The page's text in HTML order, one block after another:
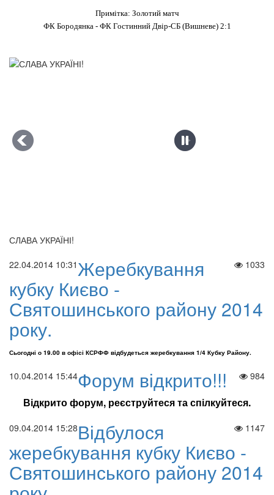
Примітка: Золотий матч
ФК Бородянка - ФК Гостинний Двір-СБ (Вишневе) 2:1
СЛАВА УКРАЇНІ!
ФК "Буча Фортуна" Буча Фіналіст Меморіалу Олега Макарова
22.04.2014 10:31 1033
Жеребкування
кубку Києво -
Святошинського району 2014
року.
Сьогодні о 19.00 в офісі КСРФФ відбудеться жеребкування 1/4 Кубку Району.
10.04.2014 15:44 984
Форум відкрито!!!
Відкрито форум, реєструйтеся та спілкуйтеся.
09.04.2014 15:28 1147
Відбулося
жеребкування кубку Києво -
Святошинського району 2014